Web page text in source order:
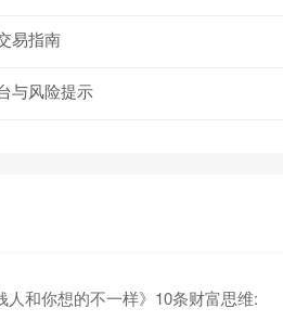
易指南
与风险提示
人和你想的不一样》10条财富思维: